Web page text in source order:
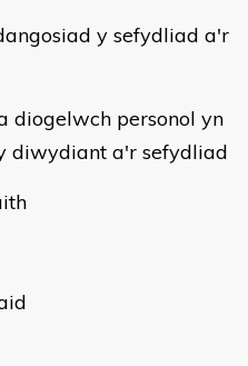
y sefydliad a'r
diogelwch personol yn
diwydiant a'r sefydliad